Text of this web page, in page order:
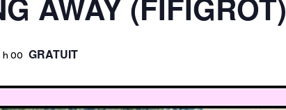
AWAY (FIFIGROT)
h 00 GRATUIT